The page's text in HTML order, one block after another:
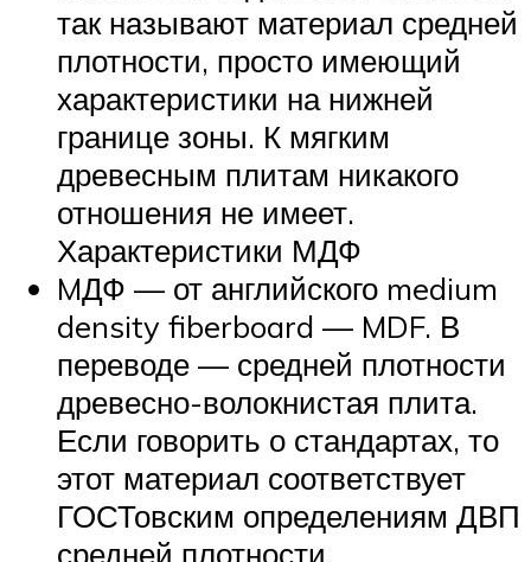
так называют материал средней
плотности, просто имеющий
характеристики на нижней
границе зоны. К мягким
древесным плитам никакого
отношения не имеет.
Характеристики МДФ
MДФ — от английского medium
density fiberboard — MDF. В
переводе — средней плотности
древесно-волокнистая плита.
Если говорить о стандартах, то
этот материал соответствует
ГОСТовским определениям ДВП
средней плотности.